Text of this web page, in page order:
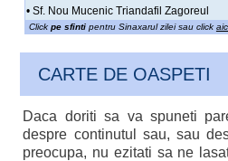
• Sf. Nou Mucenic Triandafil Zagoreul
Click pe sfintipentru Sinaxarul zilei sau click
CARTE DE OASPETI
Daca doriti sa va spuneti
despre continutul sau, sau
preocupa, nu ezitati sa ne